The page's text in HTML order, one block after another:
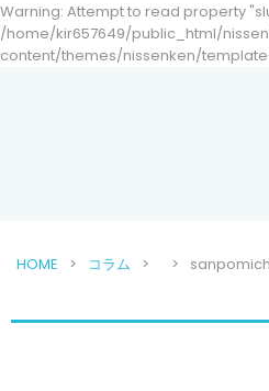
Warning: Attempt to read property
/home/kir657649/public_html/
content/themes/nissenken/
HOME コラム